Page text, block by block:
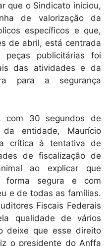
que o Sindicato iniciou,
de valorização da
específicos e que,
de abril, está centrada
publicitárias foi
das atividades e da
para a segurança
com 30 segundos de
entidade, Maurício
crítica à tentativa de
de fiscalização de
ao explicar que
forma segura e com
e de todas as famílias.
Fiscais Federais
qualidade de vários
deixe que esse direito
o presidente do Anffa